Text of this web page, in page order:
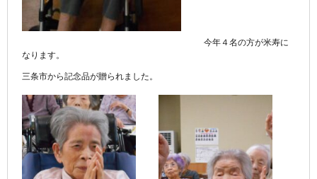
今年４名の方が米寿に
なります。
三条市から記念品が贈られました。